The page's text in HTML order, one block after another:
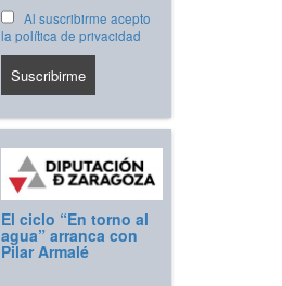
Al suscribirme acepto
la política de privacidad
El ciclo “En torno al
agua” arranca con
Pilar Armalé